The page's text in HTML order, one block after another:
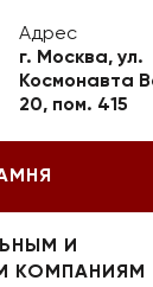
Адрес
г. Москва, ул.
Космонавта
20, пом. 415
И
КОМПАНИЯМ